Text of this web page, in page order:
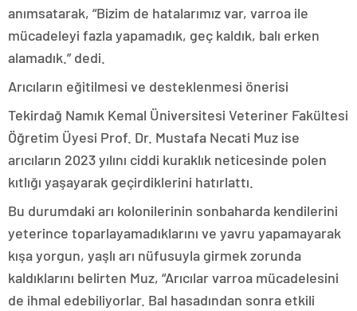
anımsatarak, “Bizim de hatalarımız var, varroa ile
mücadeleyi fazla yapamadık, geç kaldık, balı erken
alamadık.” dedi.
Arıcıların eğitilmesi ve desteklenmesi önerisi
Tekirdağ Namık Kemal Üniversitesi Veteriner Fakültesi
Öğretim Üyesi Prof. Dr. Mustafa Necati Muz ise
arıcıların 2023 yılını ciddi kuraklık neticesinde polen
kıtlığı yaşayarak geçirdiklerini hatırlattı.
Bu durumdaki arı kolonilerinin sonbaharda kendilerini
yeterince toparlayamadıklarını ve yavru yapamayarak
kışa yorgun, yaşlı arı nüfusuyla girmek zorunda
kaldıklarını belirten Muz, “Arıcılar varroa mücadelesini
de ihmal edebiliyorlar. Bal hasadından sonra etkili